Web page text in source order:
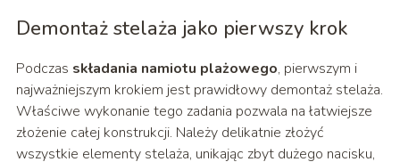
Demontaż stelaża jako pierwszy krok
Podczas składania namiotu plażowego, pierwszym i
najważniejszym krokiem jest prawidłowy demontaż stelaża.
Właściwe wykonanie tego zadania pozwala na łatwiejsze
złożenie całej konstrukcji. Należy delikatnie złożyć
wszystkie elementy stelaża, unikając zbyt dużego nacisku,